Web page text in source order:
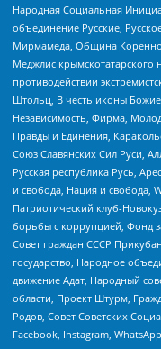
Народная Социальная
объединение Русские,
Мирмамеда, Община
Меджлис
противодействии
Штольц, В честь иконы
Независимость, Фирма,
Правды и Единения,
Союз Славянских Сил Руси,
Русская республика Русь,
и свобода, Нация и свобода,
Патриотический клуб-
борьбы с коррупцией, Фонд
Совет граждан СССР
государство, Народное
движение Адат, Народный
области, Проект Штурм,
Родов, Совет Советских
Facebook, Instagram,